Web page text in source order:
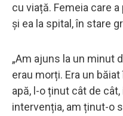
cu viață. Femeia care
și ea la spital, în stare
„Am ajuns la un minut
erau morți. Era un
apă, l-o ținut cât de
intervenția, am ținut-o